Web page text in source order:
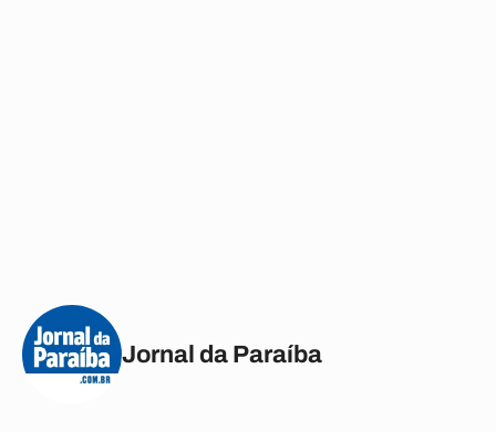
Jornal da Paraíba